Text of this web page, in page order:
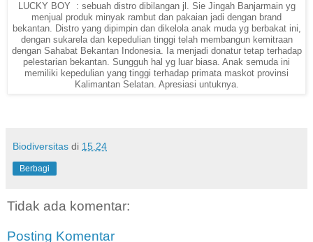
LUCKY BOY : sebuah distro dibilangan jl. Sie Jingah Banjarmain yg
menjual produk minyak rambut dan pakaian jadi dengan brand
bekantan. Distro yang dipimpin dan dikelola anak muda yg berbakat ini,
dengan sukarela dan kepedulian tinggi telah membangun kemitraan
dengan Sahabat Bekantan Indonesia. Ia menjadi donatur tetap terhadap
pelestarian bekantan. Sungguh hal yg luar biasa. Anak semuda ini
memiliki kepedulian yang tinggi terhadap primata maskot provinsi
Kalimantan Selatan. Apresiasi untuknya.
Biodiversitas di 15.24
Berbagi
Tidak ada komentar:
Posting Komentar